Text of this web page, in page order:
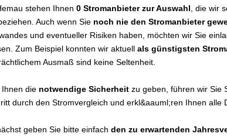
stehen Ihnen 0 Stromanbieter zur Auswahl , die wir
Auch wenn Sie noch nie den Stromanbieter
und eventueller Risiken haben, möchten wir Sie
Zum Beispiel konnten wir aktuell als günstigsten
Ausmaß sind keine Seltenheit.
Ihnen die notwendige Sicherheit zu geben, führen wir Sie
durch den Stromvergleich und erkl&aauml;ren Ihnen alle
geben Sie bitte einfach den zu erwartenden